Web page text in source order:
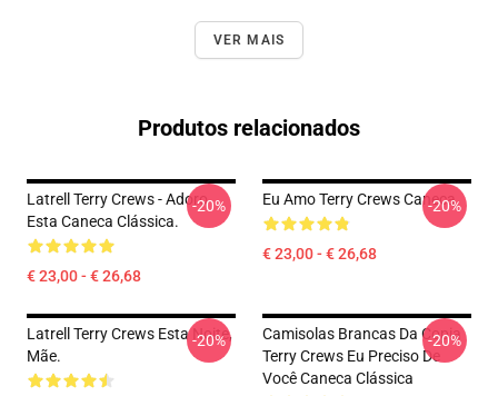
VER MAIS
Produtos relacionados
Latrell Terry Crews - Adoro
Esta Caneca Clássica.
€ 23,00 - € 26,68
-20% Eu Amo Terry Crews Caneca
€ 23,00 - € 26,68
-20%
Latrell Terry Crews Esta Noite,
Mãe.
-20%
Camisolas Brancas Da Copia
Terry Crews Eu Preciso De
Você Caneca Clássica
-20%